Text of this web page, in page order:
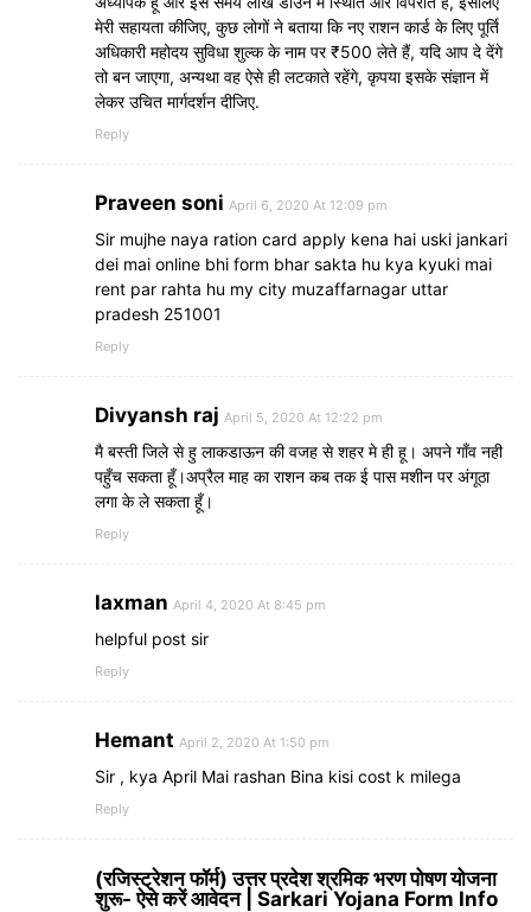
मेरी सहायता कीजिए, कुछ लोगों ने बताया कि नए राशन कार्ड के लिए पूर्ति
अधिकारी महोदय सुविधा शुल्क के नाम पर ₹500 लेते हैं, यदि आप दे देंगे
तो बन जाएगा, अन्यथा वह ऐसे ही लटकाते रहेंगे, कृपया इसके संज्ञान में
लेकर उचित मार्गदर्शन दीजिए.
Reply
Praveen soni April 6, 2020 At 12:09 pm
Sir mujhe naya ration card apply kena hai uski jankari
dei mai online bhi form bhar sakta hu kya kyuki mai
rent par rahta hu my city muzaffarnagar uttar
pradesh 251001
Reply
Divyansh raj April 5, 2020 At 12:22 pm
मै बस्ती जिले से हु लाकडाऊन की वजह से शहर मे ही हू। अपने गाँव नही
पहुँच सकता हूँ।अप्रैल माह का राशन कब तक ई पास मशीन पर अंगूठा
लगा के ले सकता हूँ।
Reply
laxman April 4, 2020 At 8:45 pm
helpful post sir
Reply
Hemant April 2, 2020 At 1:50 pm
Sir , kya April Mai rashan Bina kisi cost k milega
Reply
(रजिस्ट्रेशन फॉर्म) उत्तर प्रदेश श्रमिक भरण पोषण योजना
शुरू- ऐसे करें आवेदन | Sarkari Yojana Form Info